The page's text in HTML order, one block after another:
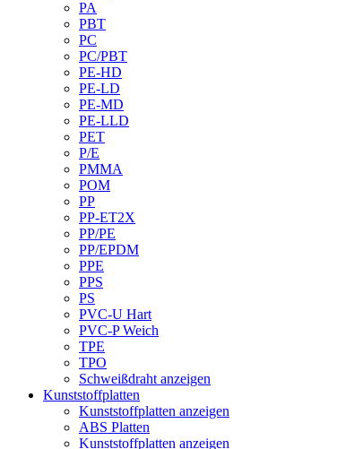
PA
PBT
PC
PC/PBT
PE-HD
PE-LD
PE-MD
PE-LLD
PET
P/E
PMMA
POM
PP
PP-ET2X
PP/PE
PP/EPDM
PPE
PPS
PS
PVC-U Hart
PVC-P Weich
TPE
TPO
Schweißdraht anzeigen
Kunststoffplatten
Kunststoffplatten anzeigen
ABS Platten
Kunststoffplatten anzeigen